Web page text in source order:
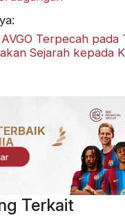
Terpecah pada
Sejarah kepada
Terkait